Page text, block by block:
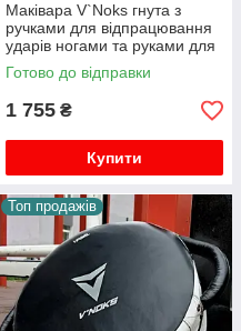
Маківара V`Noks гнута з
ручками для відпрацювання
ударів ногами та руками для
боксу кікбоксу мма та муай
тай
Готово до відправки
1 755 ₴
Купити
Топ продажів